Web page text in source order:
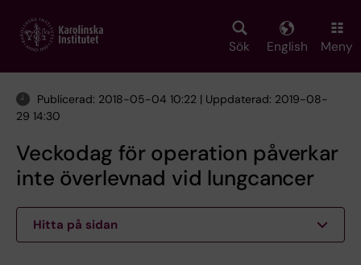
main
Sök English Meny
Publicerad: 2018-05-04 10:22 | Uppdaterad: 2019-08-
29 14:30
Veckodag för operation påverkar
inte överlevnad vid lungcancer
Hitta på sidan